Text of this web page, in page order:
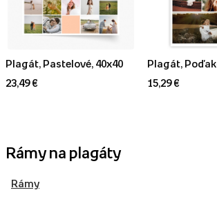
Plagát, Pastelové, 40x40
23,49 €
15,29 €
Rámy na plagáty
Rámy